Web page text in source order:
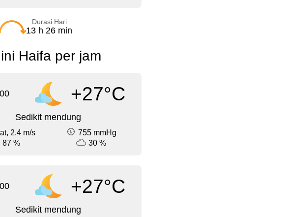
Durasi Hari
13 h 26 min
Haifa per jam
+27°C
Sedikit mendung
2.4 m/s
755 mmHg
87 %
30 %
+27°C
Sedikit mendung